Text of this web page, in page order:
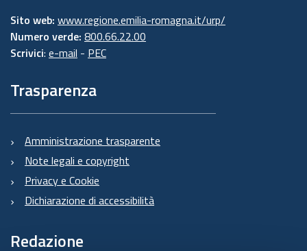
Sito web: www.regione.emilia-romagna.it/urp/
Numero verde: 800.66.22.00
Scrivici: e-mail - PEC
Trasparenza
Amministrazione trasparente
Note legali e copyright
Privacy e Cookie
Dichiarazione di accessibilità
Redazione